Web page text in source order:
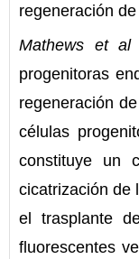
regeneración
Mathews et al
progenitoras
regeneración
células
constituye un
cicatrización de
el trasplante
fluorescentes